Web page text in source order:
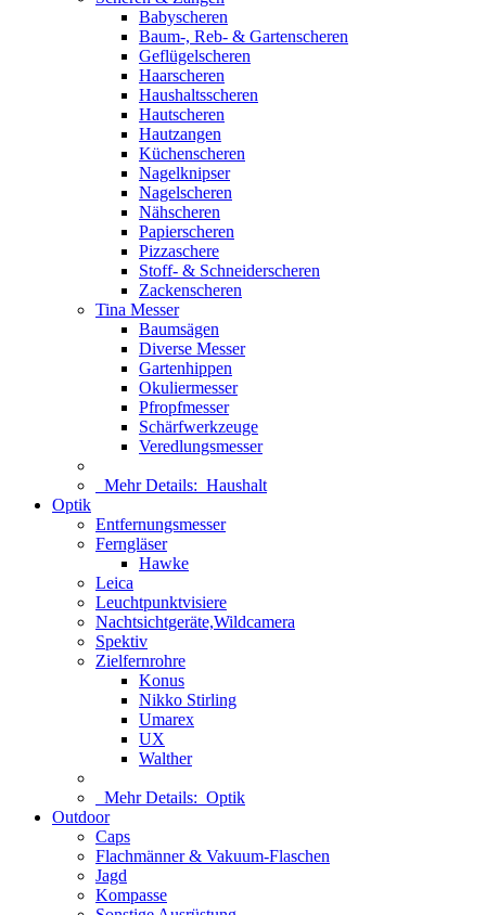
Babyscheren
Baum-, Reb- & Gartenscheren
Geflügelscheren
Haarscheren
Haushaltsscheren
Hautscheren
Hautzangen
Küchenscheren
Nagelknipser
Nagelscheren
Nähscheren
Papierscheren
Pizzaschere
Stoff- & Schneiderscheren
Zackenscheren
Tina Messer
Baumsägen
Diverse Messer
Gartenhippen
Okuliermesser
Pfropfmesser
Schärfwerkzeuge
Veredlungsmesser
Mehr Details: Haushalt
Optik
Entfernungsmesser
Ferngläser
Hawke
Leica
Leuchtpunktvisiere
Nachtsichtgeräte,Wildcamera
Spektiv
Zielfernrohre
Konus
Nikko Stirling
Umarex
UX
Walther
Mehr Details: Optik
Outdoor
Caps
Flachmänner & Vakuum-Flaschen
Jagd
Kompasse